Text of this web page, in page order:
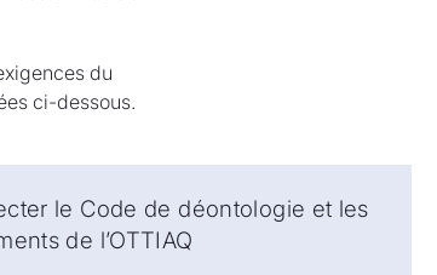
du
ci-dessous.
le Code de déontologie et les
de l’OTTIAQ